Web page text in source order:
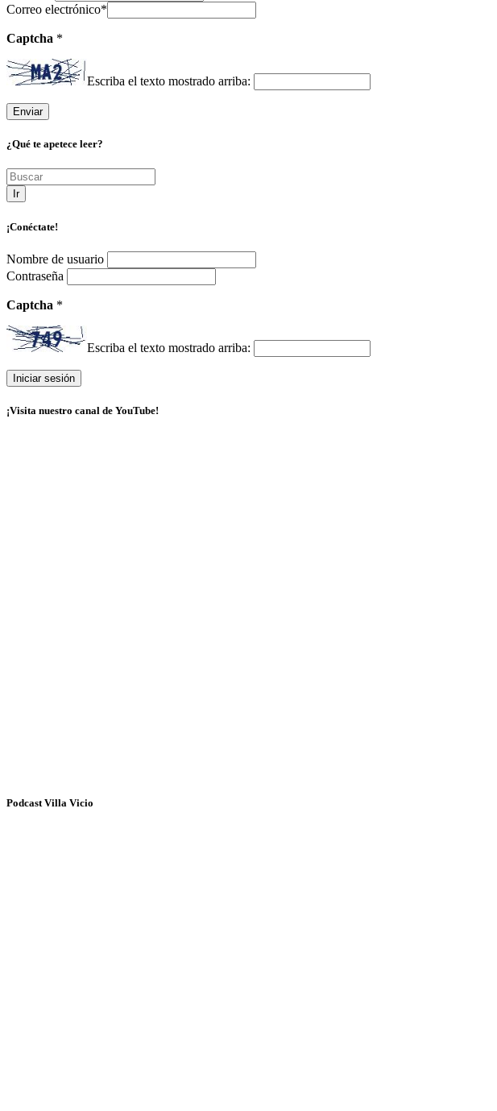
Correo electrónico*
Captcha *
Escriba el texto mostrado arriba:
¿Qué te apetece leer?
Ir
¡Conéctate!
Nombre de usuario
Contraseña
Captcha *
Escriba el texto mostrado arriba:
¡Visita nuestro canal de YouTube!
Podcast Villa Vicio